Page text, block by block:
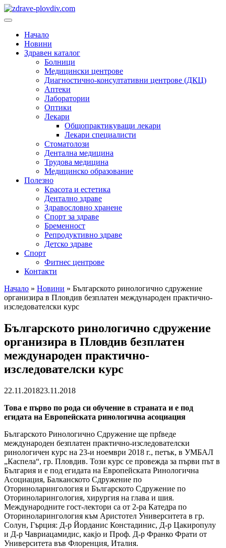
Преминете
към
Основно
Начало
Новини
Здравен каталог
Болници
Медицински центрове
Диагностично-консултативни центрове (ДКЦ)
Аптеки
Лаборатории
Оптики
Лекари
Общопрактикуващи лекари
Лекари специалисти
Стоматолози
Дентална медицина
Трудова медицина
Медицинско образование
Полезно
Красота и естетика
Дентално здраве
Здравословно хранене
Спорт за здраве
Бременност
Репродуктивно здраве
Детско здраве
Спорт
Фитнес центрове
Контакти
Начало » Новини » Българското ринологично сдружение
организира в Пловдив безплатен международен практично-
изследователски курс
Българското ринологично сдружение
организира в Пловдив безплатен
международен практично-
изследователски курс
22.11.201823.11.2018
Това е първо по рода си обучение в страната и е под
егидата на Европейската ринологична асоциация
Българското Ринологично Сдружение ще прfведе
международен безплатен практично-изследователски
ринологичен курс на 23-и ноември 2018 г., петък, в УМБАЛ
„Каспела“, гр. Пловдив. Този курс се провежда за първи път в
България и е под егидата на Европейската Ринологична
Асоциация, Балканското Сдружение по
Оториноларингология и Българското Сдружение по
Оториноларингология, хирургия на глава и шия.
Международните гост-лектори са от 2-ра Катедра по
Оториноларингология към Аристотел Университета в гр.
Солун, Гърция: Д-р Йорданис Констадинис, Д-р Цакиропулу
и Д-р Чавриацамидис, какjо и Проф. Д-р Франко Фрати от
Университета във Флоренция, Италия.